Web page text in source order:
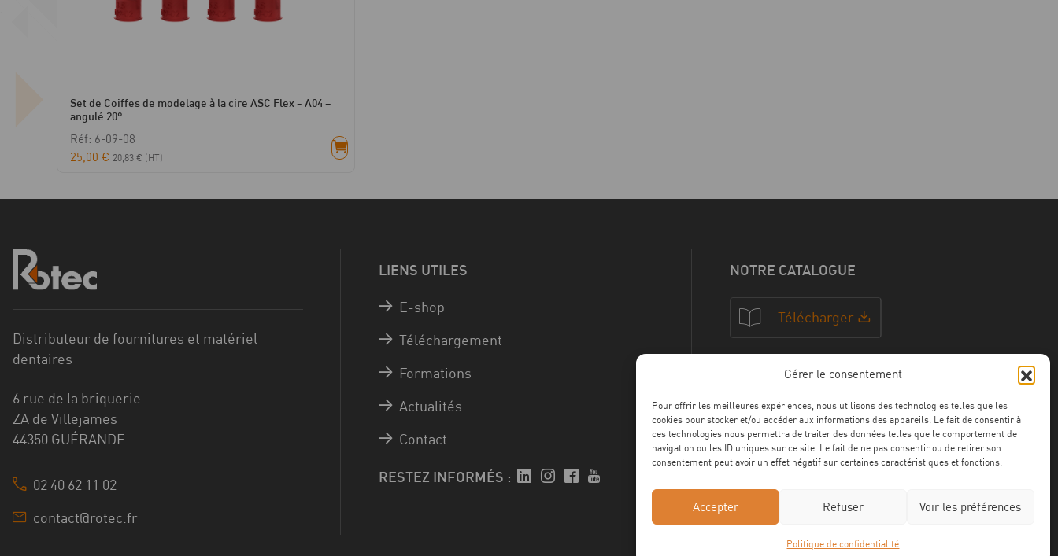
Gérer le consentement
Pour offrir les meilleures expériences, nous utilisons des technologies telles que les
cookies pour stocker et/ou accéder aux informations des appareils. Le fait de consentir à
ces technologies nous permettra de traiter des données telles que le comportement de
navigation ou les ID uniques sur ce site. Le fait de ne pas consentir ou de retirer son
consentement peut avoir un effet négatif sur certaines caractéristiques et fonctions.
Accepter Refuser Voir les préférences
Politique de confidentialité
Set de Coiffes de modelage à la cire ASC Flex – A04 –
angulé 20°
Réf: 6-09-08
25,00 € 20,83 € (HT)
Distributeur de fournitures et matériel
dentaires
6 rue de la briquerie
ZA de Villejames
44350 GUÉRANDE
02 40 62 11 02
contact@rotec.fr
LIENS UTILES
E-shop
Téléchargement
Formations
Actualités
Contact
RESTEZ INFORMÉS :
NOTRE CATALOGUE
Télécharger
NOS CERTFICATIONS